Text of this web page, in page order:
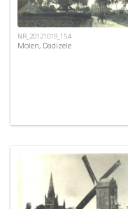
NR_20121019_154
Molen, Dadizele